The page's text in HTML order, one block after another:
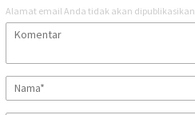
Alamat email Anda tidak akan